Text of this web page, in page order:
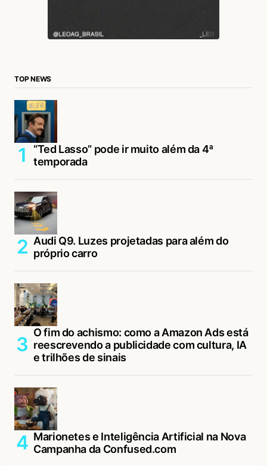
TOP NEWS
“Ted Lasso” pode ir muito além da 4ª
temporada
Audi Q9. Luzes projetadas para além do
próprio carro
O fim do achismo: como a Amazon Ads está
reescrevendo a publicidade com cultura, IA
e trilhões de sinais
Marionetes e Inteligência Artificial na Nova
Campanha da Confused.com